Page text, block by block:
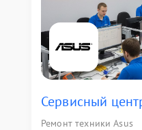
Сервисный
Ремонт техники Asus